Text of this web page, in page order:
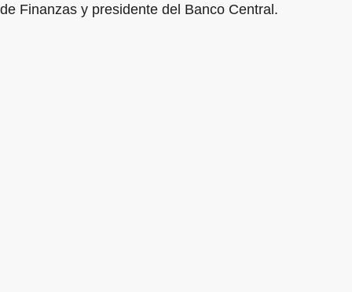
de Finanzas y presidente del Banco Central.